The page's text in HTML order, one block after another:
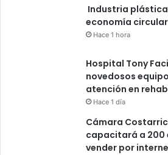
Industria plástica
economía circular
Hace 1 hora
Hospital Tony
novedosos
atención en
Hace 1 día
Cámara
capacitará a 200
vender por